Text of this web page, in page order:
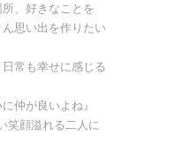
、好きなことを
思い出を作りたい
常も幸せに感じる
仲が良いよね』
笑顔溢れる二人に